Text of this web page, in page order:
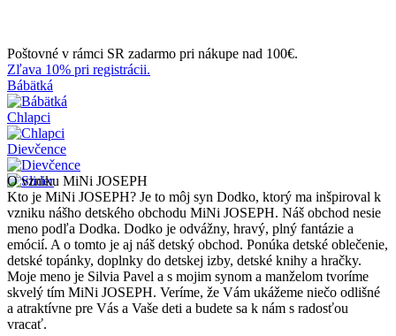
Poštovné v rámci SR zadarmo pri nákupe nad 100€.
Zľava 10% pri registrácii.
Bábätká
Chlapci
Dievčence
O vzniku MiNi JOSEPH
Kto je MiNi JOSEPH? Je to môj syn Dodko, ktorý ma inšpiroval k
vzniku nášho detského obchodu MiNi JOSEPH. Náš obchod nesie
meno podľa Dodka. Dodko je odvážny, hravý, plný fantázie a
emócií. A o tomto je aj náš detský obchod. Ponúka detské oblečenie,
detské topánky, doplnky do detskej izby, detské knihy a hračky.
Moje meno je Silvia Pavel a s mojim synom a manželom tvoríme
skvelý tím MiNi JOSEPH. Veríme, že Vám ukážeme niečo odlišné
a atraktívne pre Vás a Vaše deti a budete sa k nám s radosťou
vracať.